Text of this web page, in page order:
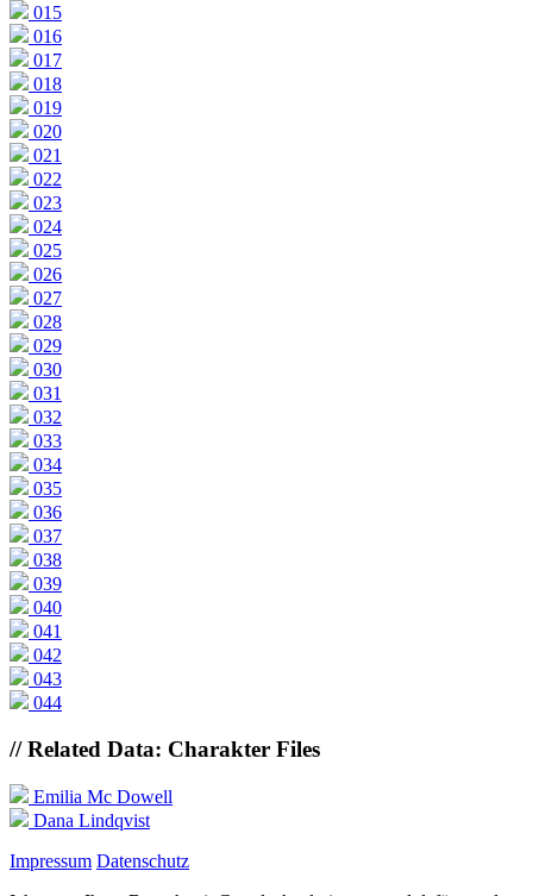
015
016
017
018
019
020
021
022
023
024
025
026
027
028
029
030
031
032
033
034
035
036
037
038
039
040
041
042
043
044
// Related Data: Charakter Files
Emilia Mc Dowell
Dana Lindqvist
Impressum Datenschutz